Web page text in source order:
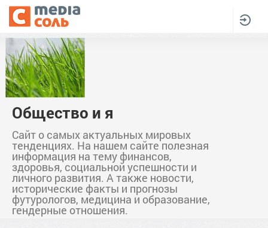
Общество и я
Сайт о самых актуальных мировых
тенденциях. На нашем сайте полезная
информация на тему финансов,
здоровья, социальной успешности и
личного развития. А также новости,
исторические факты и прогнозы
футурологов, медицина и образование,
гендерные отношения.